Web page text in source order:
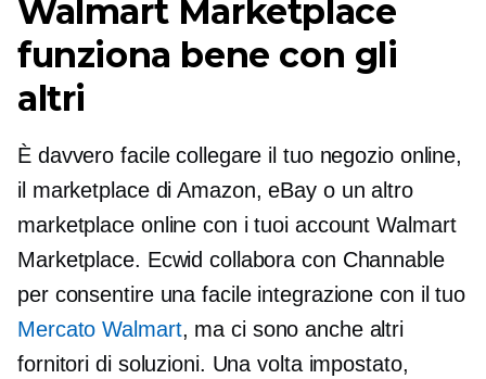
Walmart Marketplace
funziona bene con gli
altri
È davvero facile collegare il tuo negozio online,
il marketplace di Amazon, eBay o un altro
marketplace online con i tuoi account Walmart
Marketplace. Ecwid collabora con Channable
per consentire una facile integrazione con il tuo
Mercato Walmart, ma ci sono anche altri
fornitori di soluzioni. Una volta impostato,